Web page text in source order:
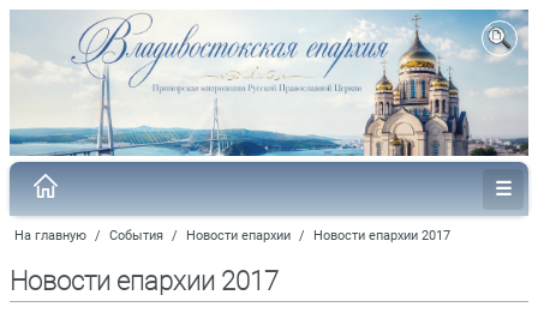
На главную / События / Новости епархии / Новости епархии 2017
Новости епархии 2017